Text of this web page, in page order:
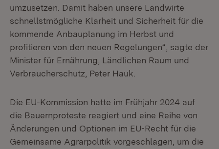
umzusetzen. Damit haben unsere Landwirte
schnellstmögliche Klarheit und Sicherheit für die
kommende Anbauplanung im Herbst und
profitieren von den neuen Regelungen“, sagte der
Minister für Ernährung, Ländlichen Raum und
Verbraucherschutz, Peter Hauk.
Die EU-Kommission hatte im Frühjahr 2024 auf
die Bauernproteste reagiert und eine Reihe von
Änderungen und Optionen im EU-Recht für die
Gemeinsame Agrarpolitik vorgeschlagen, um die